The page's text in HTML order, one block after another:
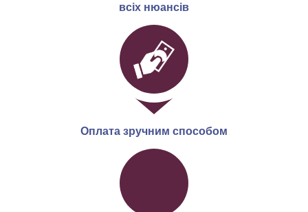
всіх нюансів
Оплата зручним способом